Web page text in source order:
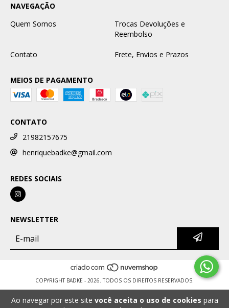
Ao navegar por este site você aceita o uso de cookies para
NAVEGAÇÃO
Quem Somos
Trocas Devoluções e
Reembolso
Contato Frete, Envios e Prazos
MEIOS DE PAGAMENTO
CONTATO
21982157675
henriquebadke@gmail.com
REDES SOCIAIS
NEWSLETTER
COPYRIGHT BADKE - 2026. TODOS OS DIREITOS RESERVADOS.